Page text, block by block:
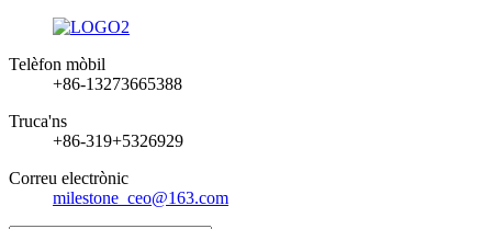
Telèfon mòbil
+86-13273665388
Truca'ns
+86-319+5326929
Correu electrònic
milestone_ceo@163.com